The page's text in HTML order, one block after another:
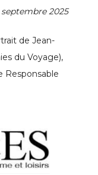
septembre 2025
de Jean-
du Voyage),
Responsable